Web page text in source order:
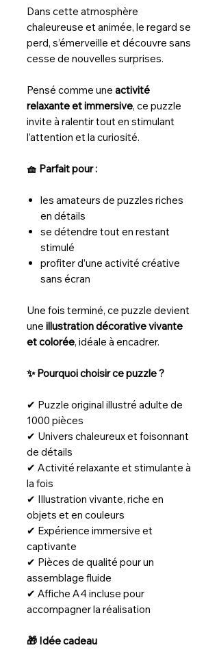
Dans cette atmosphère
chaleureuse et animée, le regard se
perd, s’émerveille et découvre sans
cesse de nouvelles surprises.
Pensé comme une activité
relaxante et immersive, ce puzzle
invite à ralentir tout en stimulant
l’attention et la curiosité.
🧺 Parfait pour :
les amateurs de puzzles riches
en détails
se détendre tout en restant
stimulé
profiter d’une activité créative
sans écran
Une fois terminé, ce puzzle devient
une illustration décorative vivante
et colorée, idéale à encadrer.
✨ Pourquoi choisir ce puzzle ?
✔ Puzzle original illustré adulte de
1000 pièces
✔ Univers chaleureux et foisonnant
de détails
✔ Activité relaxante et stimulante à
la fois
✔ Illustration vivante, riche en
objets et en couleurs
✔ Expérience immersive et
captivante
✔ Pièces de qualité pour un
assemblage fluide
✔ Affiche A4 incluse pour
accompagner la réalisation
🎁 Idée cadeau